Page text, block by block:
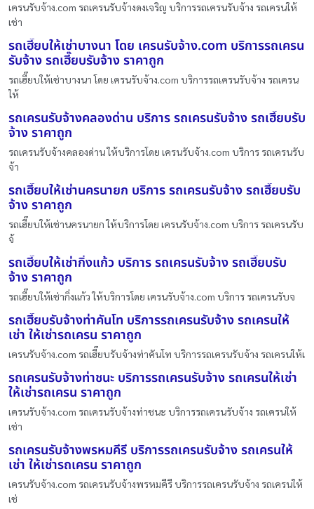
เครนรับจ้าง.com รถเครนรับจ้างดงเจริญ บริการรถเครนรับจ้าง รถเครนให้
เช่า
รถเฮี๊ยบให้เช่าบางนา โดย เครนรับจ้าง.com บริการรถเครน
รับจ้าง รถเฮี๊ยบรับจ้าง ราคาถูก
รถเฮี๊ยบให้เช่าบางนา โดย เครนรับจ้าง.com บริการรถเครนรับจ้าง รถเครน
ให้
รถเครนรับจ้างคลองด่าน บริการ รถเครนรับจ้าง รถเฮี๊ยบรับ
จ้าง ราคาถูก
รถเครนรับจ้างคลองด่าน ให้บริการโดย เครนรับจ้าง.com บริการ รถเครนรับ
จ้า
รถเฮี๊ยบให้เช่านครนายก บริการ รถเครนรับจ้าง รถเฮี๊ยบรับ
จ้าง ราคาถูก
รถเฮี๊ยบให้เช่านครนายก ให้บริการโดย เครนรับจ้าง.com บริการ รถเครนรับ
จ้
รถเฮี๊ยบให้เช่ากิ่งแก้ว บริการ รถเครนรับจ้าง รถเฮี๊ยบรับ
จ้าง ราคาถูก
รถเฮี๊ยบให้เช่ากิ่งแก้ว ให้บริการโดย เครนรับจ้าง.com บริการ รถเครนรับจ
รถเฮี๊ยบรับจ้างท่าคันโท บริการรถเครนรับจ้าง รถเครนให้
เช่า ให้เช่ารถเครน ราคาถูก
เครนรับจ้าง.com รถเฮี๊ยบรับจ้างท่าคันโท บริการรถเครนรับจ้าง รถเครนให้เ
รถเครนรับจ้างท่าชนะ บริการรถเครนรับจ้าง รถเครนให้เช่า
ให้เช่ารถเครน ราคาถูก
เครนรับจ้าง.com รถเครนรับจ้างท่าชนะ บริการรถเครนรับจ้าง รถเครนให้
เช่า
รถเครนรับจ้างพรหมคีรี บริการรถเครนรับจ้าง รถเครนให้
เช่า ให้เช่ารถเครน ราคาถูก
เครนรับจ้าง.com รถเครนรับจ้างพรหมคีรี บริการรถเครนรับจ้าง รถเครนให้
เช่